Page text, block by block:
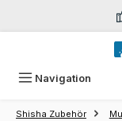
Zum Hauptinhalt
Navigation
Shisha Zubehör